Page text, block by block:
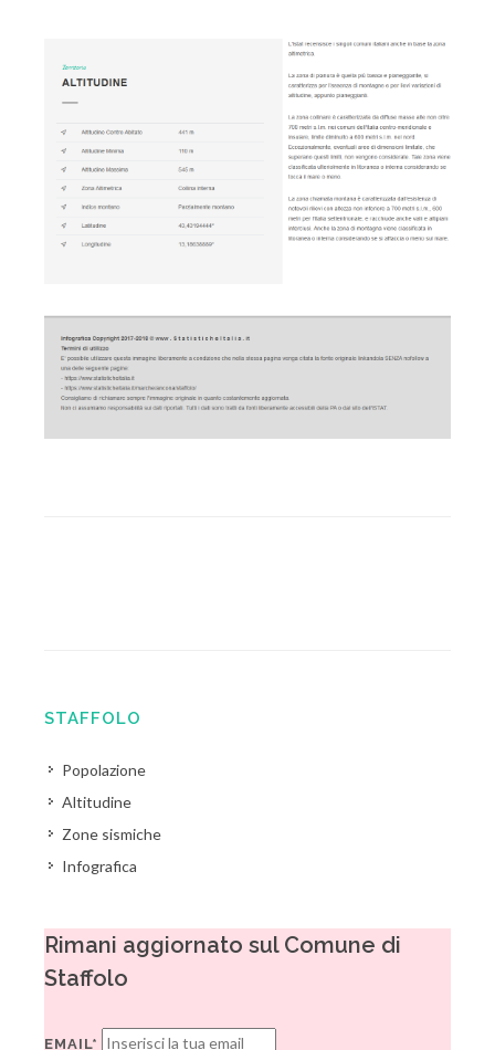
STAFFOLO
Popolazione
Altitudine
Zone sismiche
Infografica
Rimani aggiornato sul Comune di
Staffolo
EMAIL*